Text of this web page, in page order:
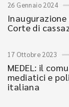
26 Gennaio 2024
Corte di
17 Ottobre 2023
MEDEL: il
mediatici e
italiana